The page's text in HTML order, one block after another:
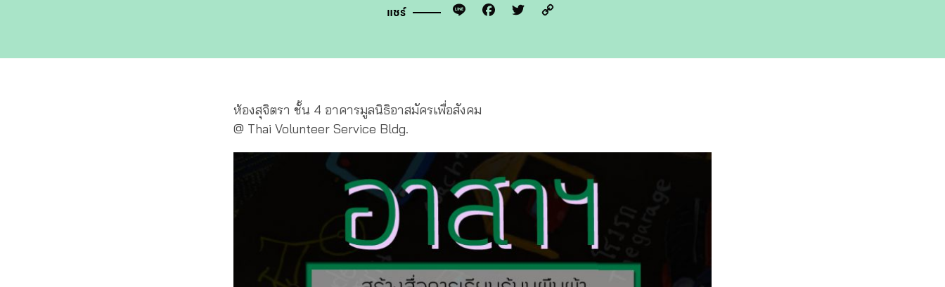
แชร์ Line Facebook
Twitter
ห้องสุจิตรา ชั้น 4 อาคารมูลนิธิอาสมัครเพื่อสังคม
@ Thai Volunteer Service Bldg.